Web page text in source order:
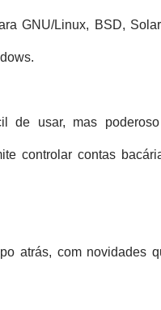
GNU/Linux, BSD,
de usar, mas
controlar contas
atrás, com novidades